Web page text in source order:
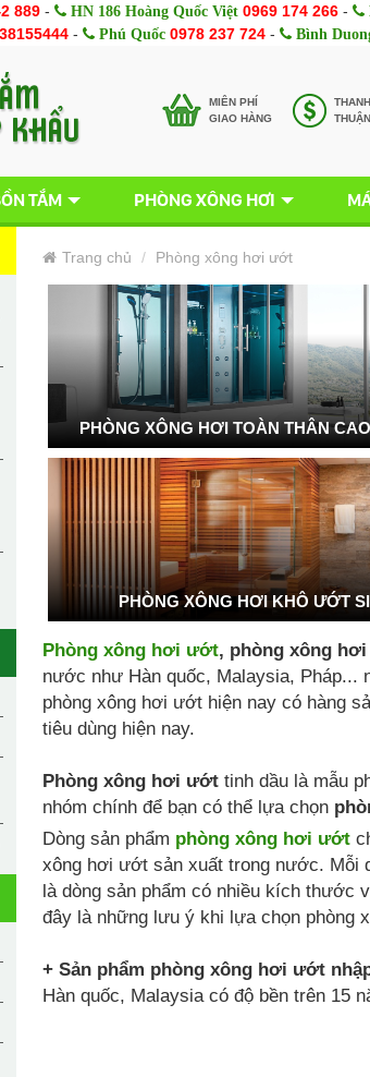
889 - HN 186 Hoàng Quốc Việt 0969 174 266 -
- Phú Quốc 0978 237 724- Bình
MIÊN PHÍ
GIAO HÀNG
TẮM PHÒNG XÔNG HƠI
Trang chủ Phòng xông hơi ướt
PHÒNG XÔNG HƠI TOÀN THÂN
PHÒNG XÔNG HƠI KHÔ ƯỚT
Phòng xông hơi ướt, phòng xông
nước như Hàn quốc, Malaysia, Pháp...
phòng xông hơi ướt hiện nay có hàng
tiêu dùng hiện nay.
Phòng xông hơi ướt tinh dầu là mẫu
nhóm chính để bạn có thể lựa chọn
Dòng sản phẩm phòng xông hơi ướt
xông hơi ướt sản xuất trong nước. Mỗi
là dòng sản phẩm có nhiều kích thước
đây là những lưu ý khi lựa chọn phòng
+ Sản phẩm phòng xông hơi ướt
Hàn quốc, Malaysia có độ bền trên 15